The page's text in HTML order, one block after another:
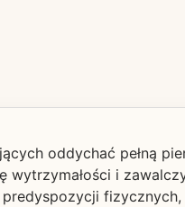
oddychać pełną
wytrzymałości i